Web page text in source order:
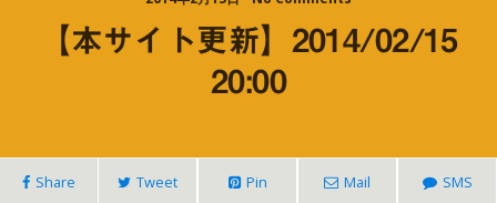
【本サイト更新】2014/02/15
20:00
Share Tweet Pin Mail SMS